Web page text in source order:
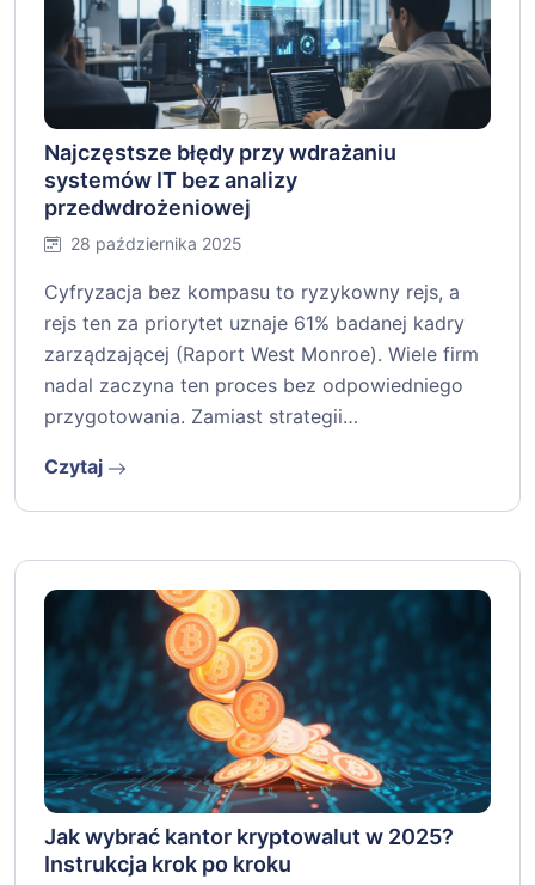
Najczęstsze błędy przy wdrażaniu
systemów IT bez analizy
przedwdrożeniowej
28 października 2025
Cyfryzacja bez kompasu to ryzykowny rejs, a
rejs ten za priorytet uznaje 61% badanej kadry
zarządzającej (Raport West Monroe). Wiele firm
nadal zaczyna ten proces bez odpowiedniego
przygotowania. Zamiast strategii…
Czytaj
Jak wybrać kantor kryptowalut w 2025?
Instrukcja krok po kroku